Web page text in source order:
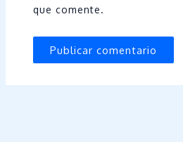
que comente.